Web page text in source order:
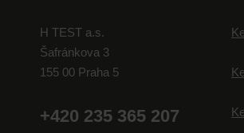
H TEST a.s.
Šafránkova 3
155 00 Praha 5
+420 235 365 207